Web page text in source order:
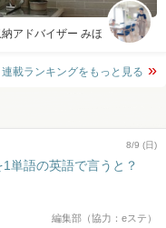
アドバイザー みほ
連載ランキングをもっと見る
8/9 (日)
単語の英語で言うと？
編集部（協力：eステ）